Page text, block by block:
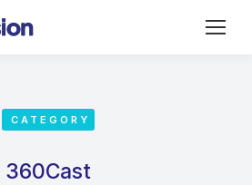
CATEGORY
360Cast